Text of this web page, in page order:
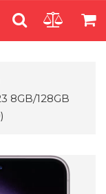
8GB/128GB